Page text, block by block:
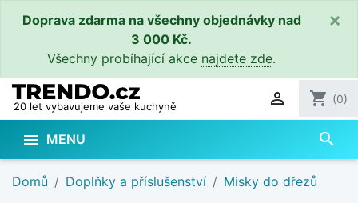
Doprava zdarma na všechny objednávky nad
3 000 Kč.
Všechny probíhající akce najdete zde.
×
20 let vybavujeme vaše kuchyně  shopping_cart (0)
 MENU search
Domů Doplňky a příslušenství Misky do dřezů